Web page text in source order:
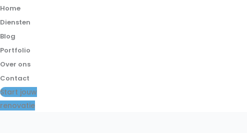
Home
Diensten
Blog
Portfolio
Over ons
Contact
Start jouw
renovatie